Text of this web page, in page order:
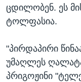
ცდილობენ. ეს
ტოლფასია.
"პირდაპირი
უმაღლეს
პრიგოჟინი